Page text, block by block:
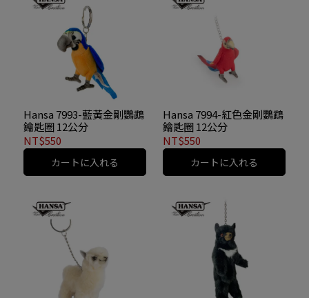
Hansa 7993-藍黃金剛鸚鵡
鑰匙圈 12公分
NT$550
カートに入れる
Hansa 7994-紅色金剛鸚鵡
鑰匙圈 12公分
NT$550
カートに入れる